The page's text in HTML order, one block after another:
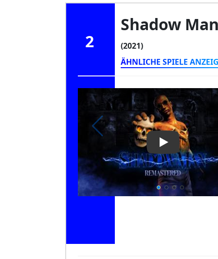
2
Shadow
(2021)
ÄHNLICHE SPIELE
Play Video: